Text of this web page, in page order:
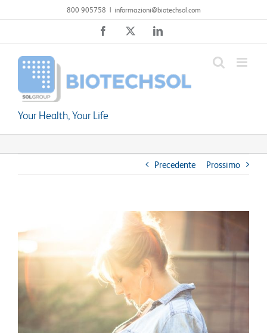
al
800 905758 | informazioni@biotechsol.com
Facebook LinkedIn
Your Health, Your Life
Precedente Prossimo
immagine